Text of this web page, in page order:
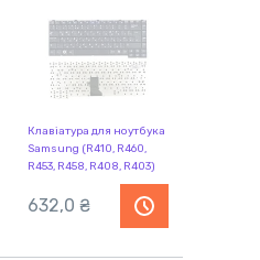
Клавіатура для ноутбука
Samsung (R410, R460,
R453, R458, R408, R403)
632,0 ₴